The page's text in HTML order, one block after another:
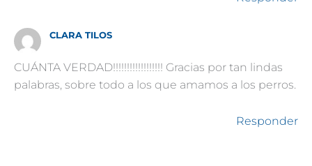
CLARA TILOS
CUÁNTA VERDAD!!!!!!!!!!!!!!!!!! Gracias por tan lindas
palabras, sobre todo a los que amamos a los perros.
Responder